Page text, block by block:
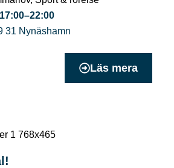
31 Nynäshamn
Läs mera